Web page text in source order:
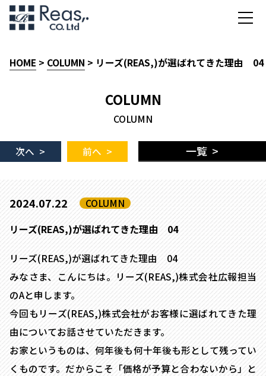
HOME > COLUMN > リーズ(REAS,)が選ばれてきた理由 04
COLUMN
COLUMN
次へ > 前へ > 一覧 >
2024.07.22 COLUMN
リーズ(REAS,)が選ばれてきた理由 04
リーズ(REAS,)が選ばれてきた理由 04
みなさま、こんにちは。リーズ(REAS,)株式会社広報担当
のAと申します。
今回もリーズ(REAS,)株式会社がお客様に選ばれてきた理
由についてお話させていただきます。
お家というものは、何年後も何十年後も形として残ってい
くものです。だからこそ「価格が予算と合わないから」と